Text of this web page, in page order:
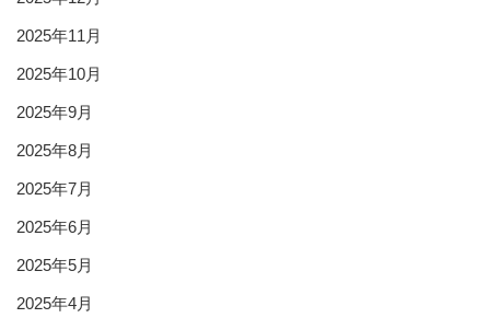
2025年11月
2025年10月
2025年9月
2025年8月
2025年7月
2025年6月
2025年5月
2025年4月